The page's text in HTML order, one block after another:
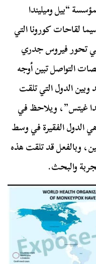
“بيل وميليندا
لقاحات كورونا التي
في تحور فيروس جدري
التواصل تبين أوجه
وبين الدول التي تلقت
غيتس”، ويلاحظ في
الدول الفقيرة في وسط
وبالفعل قد تلقت هذه
والبحث.